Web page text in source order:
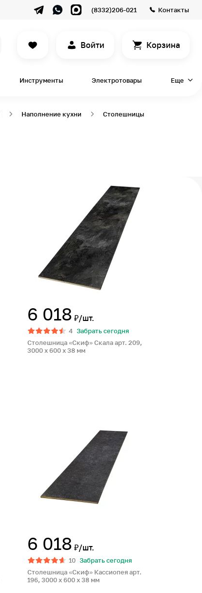
(8332)206-021 Контакты
Войти Корзина
Инструменты Электротовары Еще
Наполнение кухни Столешницы
6 018 ₽/шт.
4 Забрать сегодня
Столешница «Скиф» Скала арт. 209,
3000 x 600 x 38 мм
6 018 ₽/шт.
10 Забрать сегодня
Столешница «Скиф» Кассиопея арт.
196, 3000 x 600 x 38 мм